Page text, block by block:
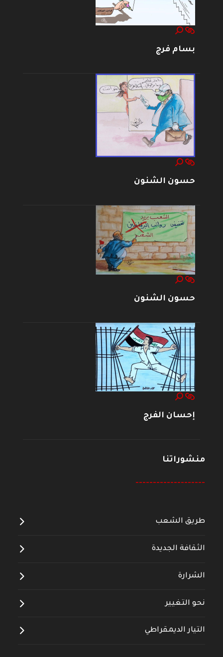
بسام فرج
حسون الشنون
حسون الشنون
إحسان الفرج
منشوراتنا
--------------------
طريق الشعب
الثقافة الجديدة
الشرارة
نحو التغيير
التيار الديمقراطي